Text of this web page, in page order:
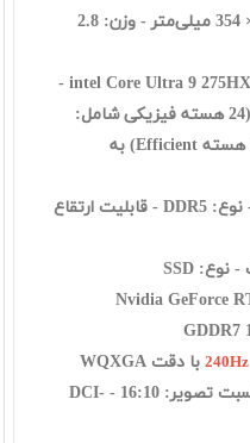
354
میلی‌متر - وزن: 2.8
intel Core Ultra 9 275HX
2.1GHz up to 5.4Hz -
حافظه کش : 36MB - تعداد هسته: (24 هسته فیزیکی شامل:
هشت هسته Performance + شانزده هسته Efficient) به
ظرفیت: 16 گيگابايت - نوع: DDR5 - قابلیت ارتقاع
Nvidia GeForce
GDDR7
240Hz
با دقت WQXGA
2560x1600 - صفحه نمایش مات - نسبت تصویر: 16:10 - DCI-